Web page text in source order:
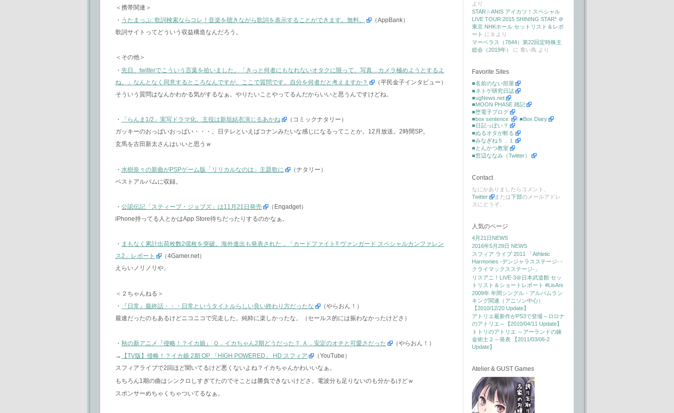
＜携帯関連＞
・ うたまっぷ: 歌詞検索ならコレ！音楽を聴きながら歌詞を表示することができます。無料。
（AppBank）
歌詞サイトってどういう収益構造なんだろう。
＜その他＞
・ 先日、twitterでこういう言葉を拾いました。「きっと何者にもなれないオタクに限って、写真…カメラ極めようとするよ
ね。」なんとなく同意するところなんですが、ここで質問です。自分を何者だと考えますか？
（平民金子インタビュー）
そういう質問はなんかわかる気がするなぁ。やりたいことやってるんだからいいと思うんですけどね。
・ 「らんま1/2」実写ドラマ化、主役は新垣結衣演じるあかね
（コミックナタリー）
ガッキーのおっぱいおっぱい・・・。日テレといえばコナンみたいな感じになるってことか。12月放送。2時間SP。
玄馬を古田新太さんはいいと思うｗ
・ 水樹奈々の新曲がPSPゲーム版「リリカルなのは」主題歌に
（ナタリー）
ベストアルバムに収録。
・ 公認伝記「スティーブ・ジョブズ」は11月21日発売
（Engadget）
iPhone持ってる人とかはApp Store待ちだったりするのかなぁ。
・ まもなく累計出荷枚数2億枚を突破。海外進出も発表された，「カードファイト!! ヴァンガード スペシャルカンファレン
ス2」レポート
（4Gamer.net）
えらいノリノリや。
＜２ちゃんねる＞
・
『日常』最終話・・・日常というタイトルらしい良い終わり方だったな
（やらおん！）
最速だったのもあるけどニコニコで完走した。純粋に楽しかったな。（セールス的には振わなかったけどさ）
・ 秋の新アニメ『侵略！？イカ娘』 Ｑ．イカちゃん2期どうだった？ Ａ．安定のオチと可愛さだった
（やらおん！）
→
【TV版】侵略！？イカ娘 2期 OP 「HIGH POWERED」 HD スフィア
（YouTube）
スフィアライブで2回ほど聞いてるけど悪くないよね？イカちゃんかわいいなぁ。
もちろん1期の曲はシンクロしすぎてたのでそことは勝負できないけどさ。電波分も足りないのも分かるけどｗ
スポンサーめちゃくちゃついてるなぁ。
より
STAR☆ANIS アイカツ！スペシャル
LIVE TOUR 2015 SHINING STAR* ＠
東京 NHKホール セットリスト＆レポ
ート に b より
マーベラス（7844）第22回定時株主
総会（2019年）
に 青い鳥 より
Favorite Sites
■名前のない部屋
■ネトゲ研究日誌
■ugNews.net
■MOON PHASE 雑記
■堕電子ブログ
■box sentence
/ ■Box Diary
■日記っぽい？
■ぬるオタが斬る
■みなぎね５．１
■とんかつ教室
■窓辺ななみ（Twitter）
Contact
なにかありましたらコメント、
Twitter
または下部のメールアドレ
スにどうぞ。
人気のページ
4月21日NEWS
2016年5月29日 NEWS
スフィア ライブ 2011 「Athletic
Harmonies -デンジャラスステージ- -
クライマックスステージ-」
リスアニ！LIVE-3＠日本武道館 セッ
トリスト＆ショートレポート #LisAni
2009年 年間シングル・アルバムラン
キング関連（アニソン中心）
【2010/12/20 Update】
アトリエ最新作がPS3で登場～ロロナ
のアトリエ～【2010/04/11 Update】
トトリのアトリエ ～アーランドの錬
金術士２～発表 【2011/03/06-2
Update】
Atelier & GUST Games